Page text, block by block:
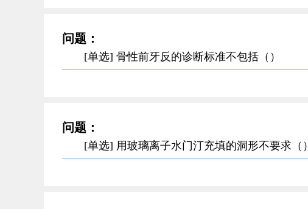
问题：
[单选] 骨性前牙反的诊断标准不包括（）
问题：
[单选] 用玻璃离子水门汀充填的洞形不要求（）